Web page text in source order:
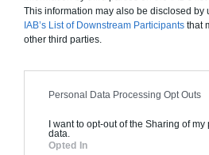
This information may also be disclosed by
IAB’s List of Downstream Participants that
other third parties.
Personal Data Processing Opt Outs
I want to opt-out of the Sharing of my
data.
Opted In